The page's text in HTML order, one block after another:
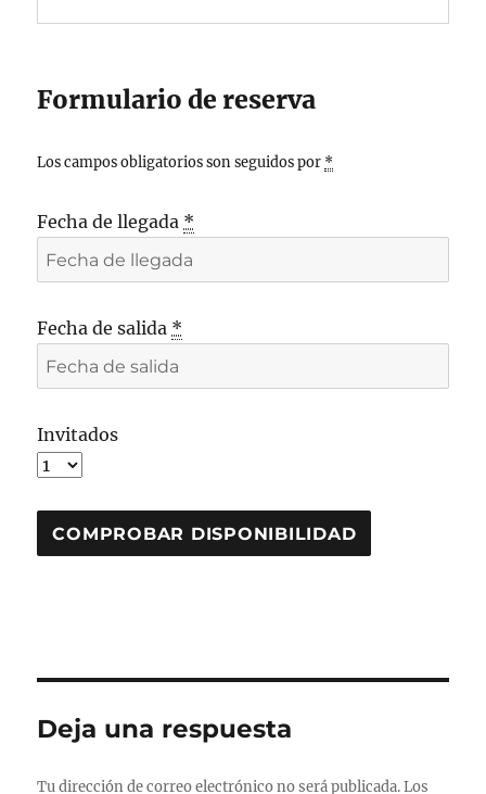
Formulario de reserva
Los campos obligatorios son seguidos por *
Fecha de llegada *
Fecha de salida *
Invitados
Deja una respuesta
Tu dirección de correo electrónico no será publicada. Los